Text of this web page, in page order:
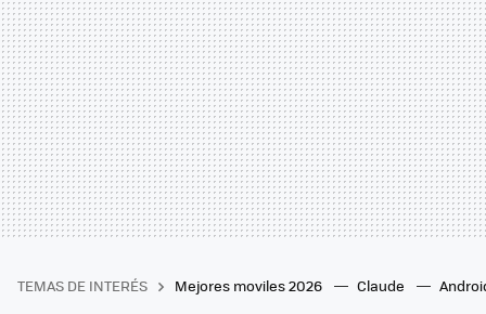
TEMAS DE INTERÉS Mejores moviles 2026 Claude